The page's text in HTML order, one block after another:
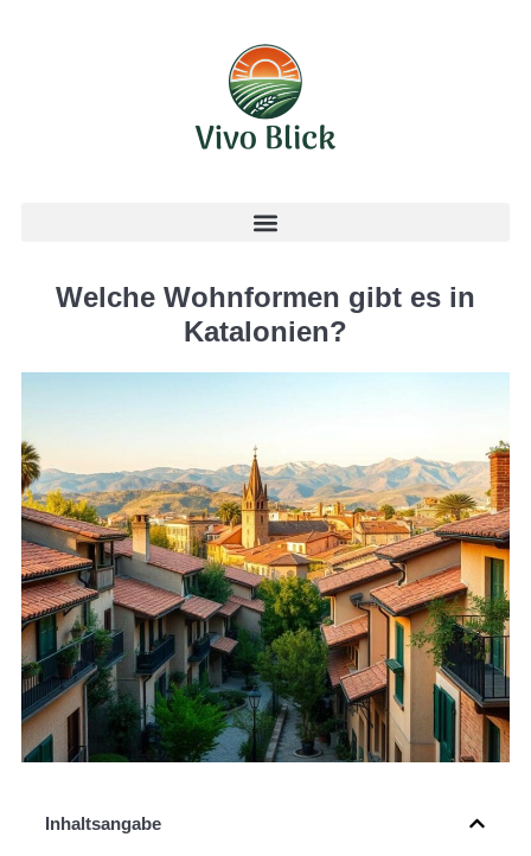
Welche Wohnformen gibt es in
Katalonien?
Inhaltsangabe